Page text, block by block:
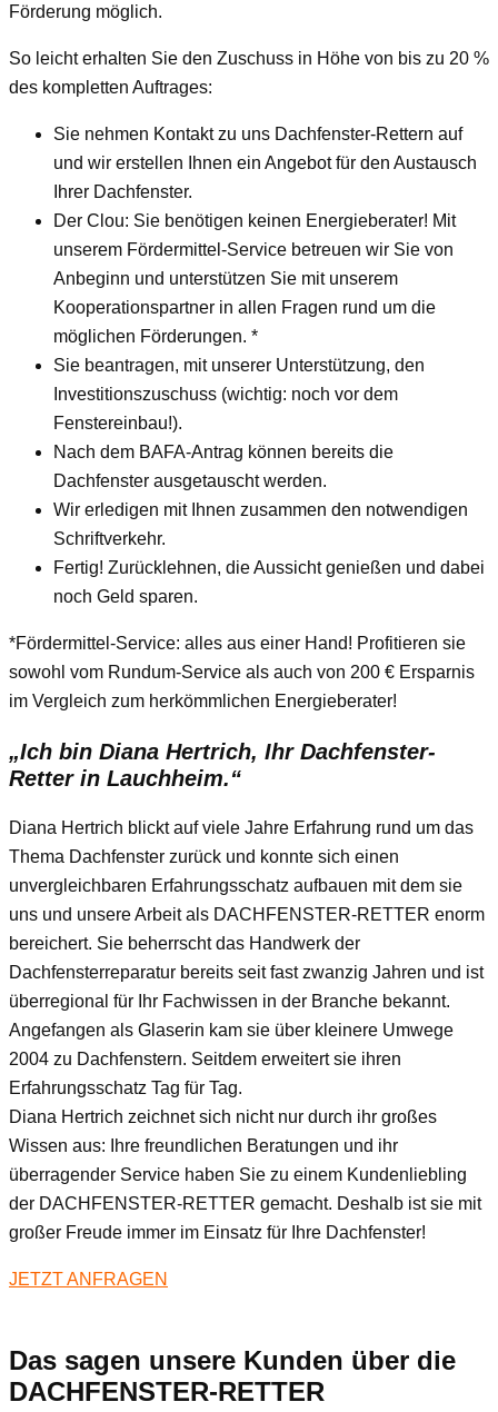
Förderung möglich.
So leicht erhalten Sie den Zuschuss in Höhe von bis zu 20 %
des kompletten Auftrages:
Sie nehmen Kontakt zu uns Dachfenster-Rettern auf
und wir erstellen Ihnen ein Angebot für den Austausch
Ihrer Dachfenster.
Der Clou: Sie benötigen keinen Energieberater! Mit
unserem Fördermittel-Service betreuen wir Sie von
Anbeginn und unterstützen Sie mit unserem
Kooperationspartner in allen Fragen rund um die
möglichen Förderungen. *
Sie beantragen, mit unserer Unterstützung, den
Investitionszuschuss (wichtig: noch vor dem
Fenstereinbau!).
Nach dem BAFA-Antrag können bereits die
Dachfenster ausgetauscht werden.
Wir erledigen mit Ihnen zusammen den notwendigen
Schriftverkehr.
Fertig! Zurücklehnen, die Aussicht genießen und dabei
noch Geld sparen.
*Fördermittel-Service: alles aus einer Hand! Profitieren sie
sowohl vom Rundum-Service als auch von 200 € Ersparnis
im Vergleich zum herkömmlichen Energieberater!
„Ich bin Diana Hertrich, Ihr Dachfenster-
Retter in Lauchheim.“
Diana Hertrich blickt auf viele Jahre Erfahrung rund um das
Thema Dachfenster zurück und konnte sich einen
unvergleichbaren Erfahrungsschatz aufbauen mit dem sie
uns und unsere Arbeit als DACHFENSTER-RETTER enorm
bereichert. Sie beherrscht das Handwerk der
Dachfensterreparatur bereits seit fast zwanzig Jahren und ist
überregional für Ihr Fachwissen in der Branche bekannt.
Angefangen als Glaserin kam sie über kleinere Umwege
2004 zu Dachfenstern. Seitdem erweitert sie ihren
Erfahrungsschatz Tag für Tag.
Diana Hertrich zeichnet sich nicht nur durch ihr großes
Wissen aus: Ihre freundlichen Beratungen und ihr
überragender Service haben Sie zu einem Kundenliebling
der DACHFENSTER-RETTER gemacht. Deshalb ist sie mit
großer Freude immer im Einsatz für Ihre Dachfenster!
JETZT ANFRAGEN
Das sagen unsere Kunden über die
DACHFENSTER-RETTER